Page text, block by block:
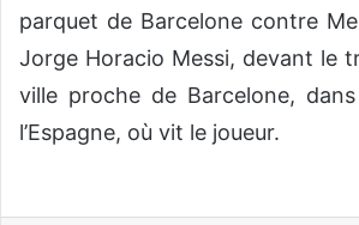
parquet de Barcelone contre
Jorge Horacio Messi, devant le
ville proche de Barcelone,
l’Espagne, où vit le joueur.